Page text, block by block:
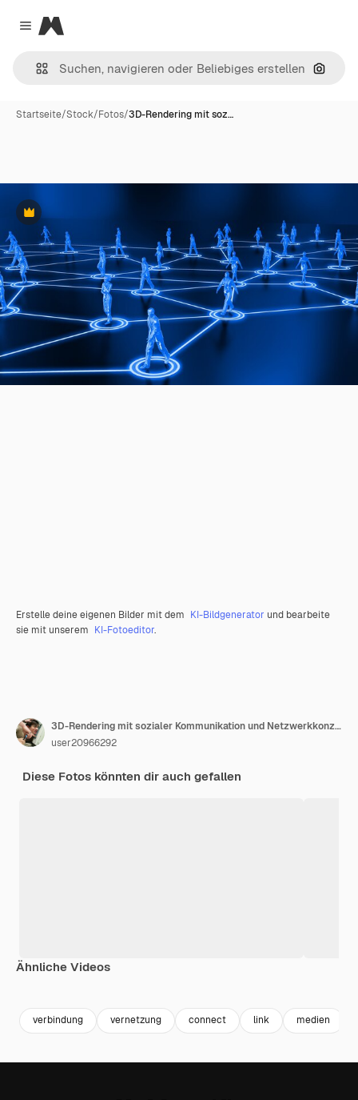
Close menu
Magnific
Nach
Startseite/Stock/Fotos/3D-Rendering mit soz…
Premium
Erstelle deine eigenen Bilder mit dem KI-Bildgenerator und bearbeite
sie mit unserem KI-Fotoeditor.
3D-Rendering mit sozialer Kommunikation und Netzwerkkonzept mit 3D-Modellen von Menschen
user20966292
Diese Fotos könnten dir auch gefallen
Ähnliche Videos
verbindung vernetzung connect link medien